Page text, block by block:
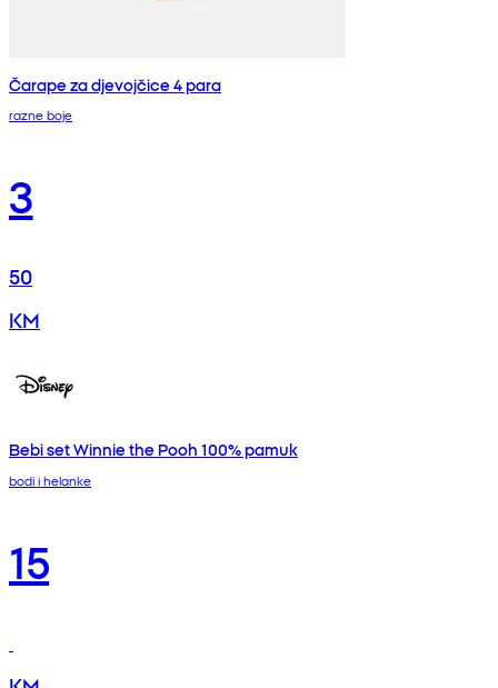
Čarape za djevojčice 4 para
razne boje
3
50
KM
Bebi set Winnie the Pooh 100% pamuk
bodi i helanke
15